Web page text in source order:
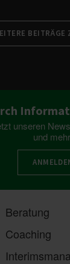
BEITRÄGE
unseren
und
Beratung
Coaching